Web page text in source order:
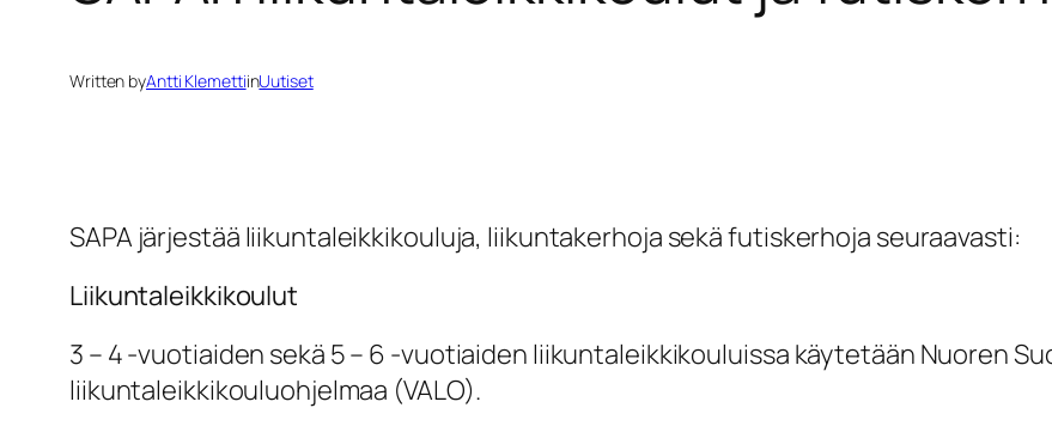
Written byAntti KlemettiinUutiset
SAPA järjestää liikuntaleikkikouluja, liikuntakerhoja sekä futiskerhoja seuraavasti:
Liikuntaleikkikoulut
3 – 4 -vuotiaiden sekä 5 – 6 -vuotiaiden liikuntaleikkikouluissa käytetään Nuoren
liikuntaleikkikouluohjelmaa (VALO).